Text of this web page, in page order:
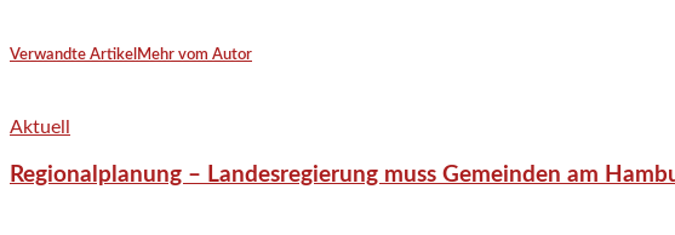
Verwandte Artikel Mehr vom Autor
Aktuell
Regionalplanung – Landesregierung muss Gemeinden am